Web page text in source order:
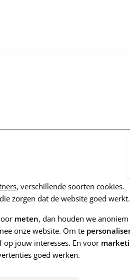
, verschillende soorten cookies.
zorgen dat de website goed werkt.
meten, dan houden we
onze website. Om te
op jouw interesses. En voor
goed werken.